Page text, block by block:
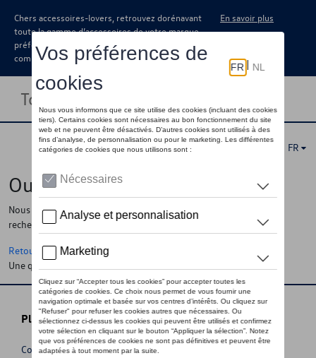
Chers accessoires-lovers, retrouvez dorénavant
toute la gamme d’accessoires de votre marque
préférée sous forme de catalogue à
commander auprès de votre concessionaire.
En savoir plus
Toggle navigation
FR
Oups !
Nous ne pouvons pas trouver la page, l'information que vous
recherchez
Retour à la homepage
Une question ?
Plus d'informations
Conditions de vente